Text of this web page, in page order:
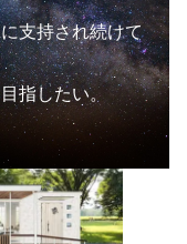
支持され続けて
指したい。